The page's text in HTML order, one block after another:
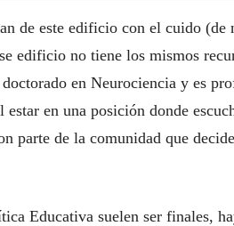
de este edificio con el cuido (de
edificio no tiene los mismos
en Neurociencia y es
en una posición donde
parte de la comunidad que
Educativa suelen ser finales,